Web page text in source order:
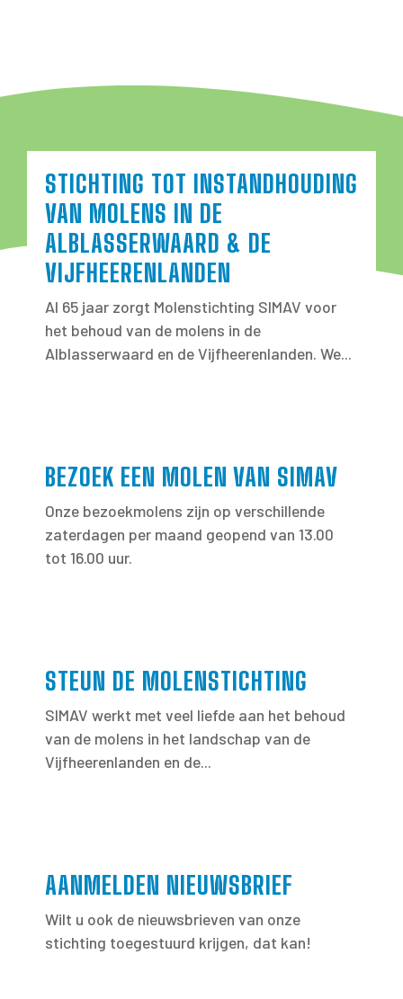
STICHTING TOT INSTANDHOUDING
VAN MOLENS IN DE
ALBLASSERWAARD & DE
VIJFHEERENLANDEN
Al 65 jaar zorgt Molenstichting SIMAV voor
het behoud van de molens in de
Alblasserwaard en de Vijfheerenlanden. We...
BEZOEK EEN MOLEN VAN SIMAV
Onze bezoekmolens zijn op verschillende
zaterdagen per maand geopend van 13.00
tot 16.00 uur.
STEUN DE MOLENSTICHTING
SIMAV werkt met veel liefde aan het behoud
van de molens in het landschap van de
Vijfheerenlanden en de...
AANMELDEN NIEUWSBRIEF
Wilt u ook de nieuwsbrieven van onze
stichting toegestuurd krijgen, dat kan!